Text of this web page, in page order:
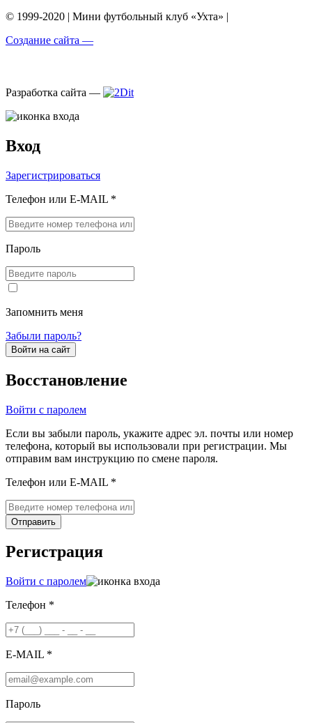
© 1999-2020 | Мини футбольный клуб «Ухта» |
Создание сайта —
Разработка сайта —
Вход
Зарегистрироваться
Телефон или E-MAIL *
Пароль
Запомнить меня
Забыли пароль?
Войти на сайт
Восстановление
Войти с паролем
Если вы забыли пароль, укажите адрес эл. почты или номер
телефона, который вы использовали при регистрации. Мы
отправим вам инструкцию по смене пароля.
Телефон или E-MAIL *
Отправить
Регистрация
Войти с паролем
Телефон *
E-MAIL *
Пароль